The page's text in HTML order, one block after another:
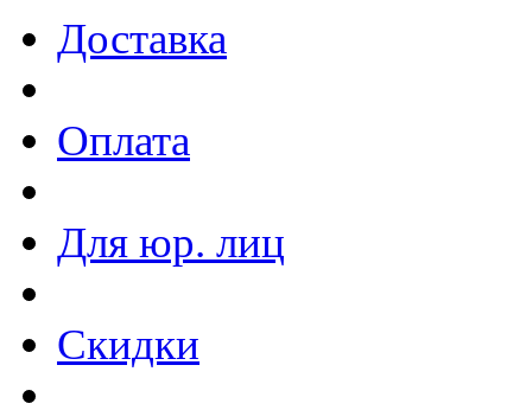
Доставка
Оплата
Для юр. лиц
Скидки